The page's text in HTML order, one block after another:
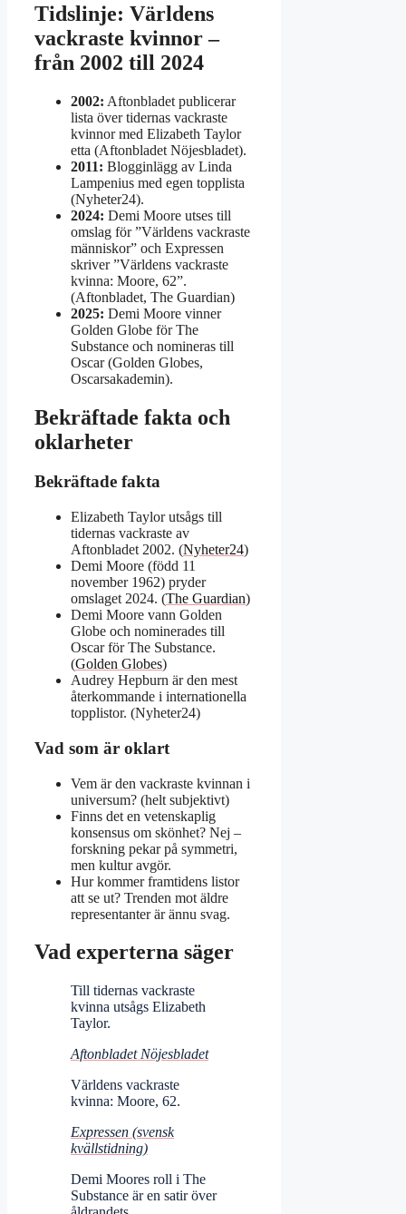
Tidslinje: Världens
vackraste kvinnor –
från 2002 till 2024
2002: Aftonbladet publicerar
lista över tidernas vackraste
kvinnor med Elizabeth Taylor
etta (Aftonbladet Nöjesbladet).
2011: Blogginlägg av Linda
Lampenius med egen topplista
(Nyheter24).
2024: Demi Moore utses till
omslag för ”Världens vackraste
människor” och Expressen
skriver ”Världens vackraste
kvinna: Moore, 62”.
(Aftonbladet, The Guardian)
2025: Demi Moore vinner
Golden Globe för The
Substance och nomineras till
Oscar (Golden Globes,
Oscarsakademin).
Bekräftade fakta och
oklarheter
Bekräftade fakta
Elizabeth Taylor utsågs till
tidernas vackraste av
Aftonbladet 2002. (Nyheter24)
Demi Moore (född 11
november 1962) pryder
omslaget 2024. (The Guardian)
Demi Moore vann Golden
Globe och nominerades till
Oscar för The Substance.
(Golden Globes)
Audrey Hepburn är den mest
återkommande i internationella
topplistor. (Nyheter24)
Vad som är oklart
Vem är den vackraste kvinnan i
universum? (helt subjektivt)
Finns det en vetenskaplig
konsensus om skönhet? Nej –
forskning pekar på symmetri,
men kultur avgör.
Hur kommer framtidens listor
att se ut? Trenden mot äldre
representanter är ännu svag.
Vad experterna säger
Till tidernas vackraste
kvinna utsågs Elizabeth
Taylor.
Aftonbladet Nöjesbladet
Världens vackraste
kvinna: Moore, 62.
Expressen (svensk
kvällstidning)
Demi Moores roll i The
Substance är en satir över